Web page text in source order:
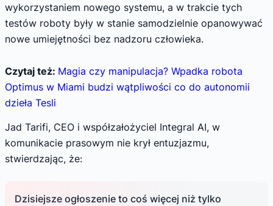
wykorzystaniem nowego systemu, a w trakcie tych
testów roboty były w stanie samodzielnie opanowywać
nowe umiejętności bez nadzoru człowieka.
Czytaj też: Magia czy manipulacja? Wpadka robota
Optimus w Miami budzi wątpliwości co do autonomii
dzieła Tesli
Jad Tarifi, CEO i współzałożyciel Integral AI, w
komunikacie prasowym nie krył entuzjazmu,
stwierdzając, że:
Dzisiejsze ogłoszenie to coś więcej niż tylko